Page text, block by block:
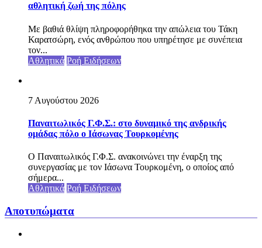
αθλητική ζωή της πόλης
Με βαθιά θλίψη πληροφορήθηκα την απώλεια του Τάκη
Καρατσώρη, ενός ανθρώπου που υπηρέτησε με συνέπεια
τον...
Αθλητικά Ροή Ειδήσεων
7 Αυγούστου 2026
Παναιτωλικός Γ.Φ.Σ.: στο δυναμικό της ανδρικής
ομάδας πόλο ο Ιάσωνας Τουρκομένης
Ο Παναιτωλικός Γ.Φ.Σ. ανακοινώνει την έναρξη της
συνεργασίας με τον Ιάσωνα Τουρκομένη, ο οποίος από
σήμερα...
Αθλητικά Ροή Ειδήσεων
Αποτυπώματα